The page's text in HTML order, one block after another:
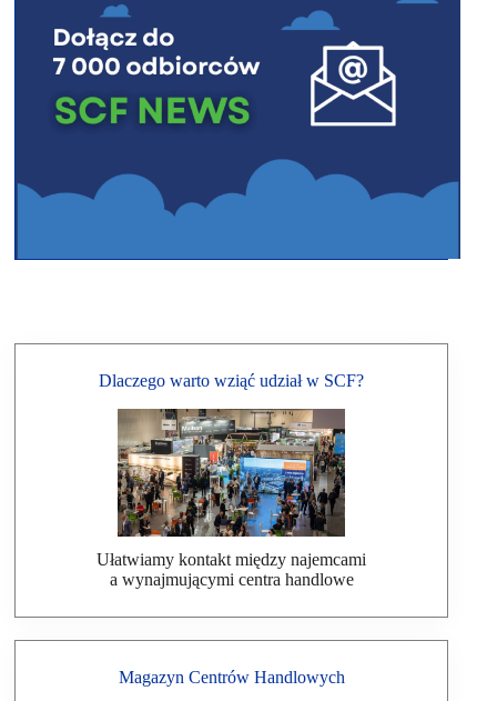
Dlaczego warto wziąć udział w SCF?
Ułatwiamy kontakt między najemcami
a wynajmującymi centra handlowe
Magazyn Centrów Handlowych